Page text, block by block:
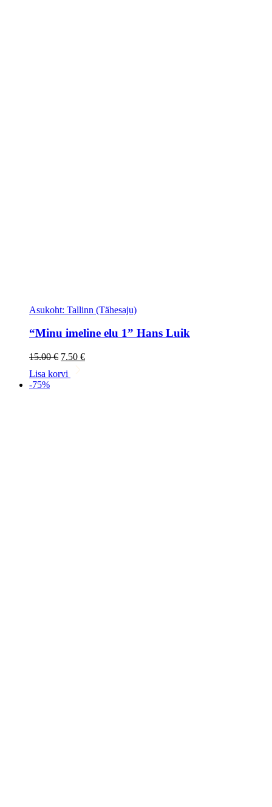
Asukoht: Tallinn (Tähesaju)
“Minu imeline elu 1” Hans Luik
15.00€ Algne
oli:
7.50 €Current
Lisa korvi
-75%